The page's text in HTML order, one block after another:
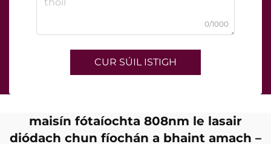
0/1000
CUR SÚIL ISTIGH
maisín fótaíochta 808nm le lasair
diódach chun fíochán a bhaint amach –